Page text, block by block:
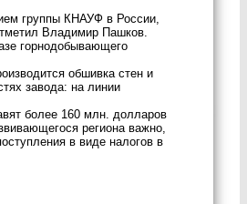
группы КНАУФ в России,
Владимир Пашков.
горнодобывающего
обшивка стен и
завода: на линии
более 160 млн. долларов
региона важно,
в виде налогов в